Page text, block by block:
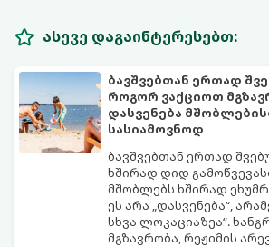
ასევე დაგაინტერესებთ:
ბავშვებთან ერთად
როგორ ვაქციოთ
დასვენება
სასიამოვნოდ
ბავშვებთან ერთად
ხშირად დიდ
მშობლებს ხშირად
ეს არა „დასვენება“,
სხვა ლოკაციაზეა“.
მგზავრობა, რეჟიმის